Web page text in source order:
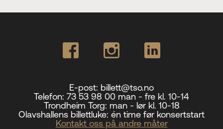
E-post: billett@tso.no
Telefon: 73 53 98 00 man - fre kl. 10-14
Trondheim Torg: man - lør kl. 10-18
Olavshallens billettluke: én time før konsertstart
Kontakt oss på andre måter